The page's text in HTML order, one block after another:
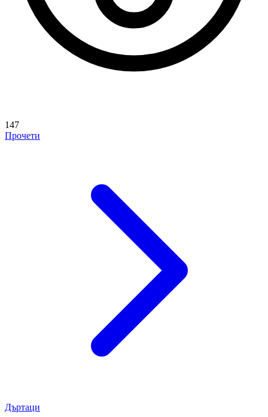
147
Прочети
Дъртаци